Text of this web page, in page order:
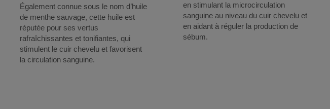
Également connue sous le nom d’huile
de menthe sauvage, cette huile est
réputée pour ses vertus
rafraîchissantes et tonifiantes, qui
stimulent le cuir chevelu et favorisent
la circulation sanguine.
en stimulant la microcirculation
sanguine au niveau du cuir chevelu et
en aidant à réguler la production de
sébum.